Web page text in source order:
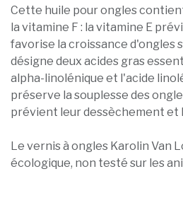
Cette huile pour ongles
la vitamine F : la vitamine E
favorise la croissance d'ongles
désigne deux acides gras
alpha-linolénique et l'acide
préserve la souplesse des
prévient leur dessèchement et
Le vernis à ongles Karolin Van
écologique, non testé sur les